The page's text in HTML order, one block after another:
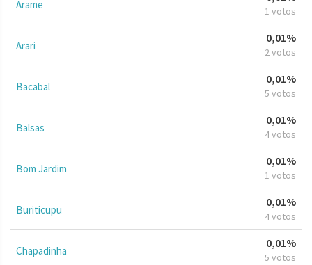
Arame 1 votos
Arari
0,01%
2 votos
Bacabal
0,01%
5 votos
Balsas
0,01%
4 votos
Bom Jardim
0,01%
1 votos
Buriticupu
0,01%
4 votos
Chapadinha
0,01%
5 votos